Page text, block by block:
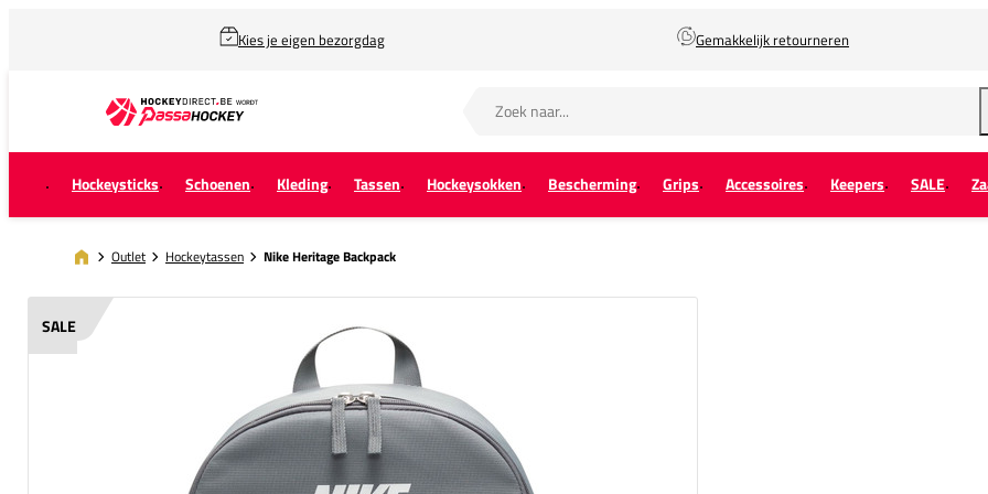
Kies je eigen bezorgdag Gemakkelijk retourneren
Hockeysticks Schoenen Kleding Tassen Hockeysokken Bescherming Grips Accessoires Keepers SALE
Outlet Hockeytassen Nike Heritage Backpack
SALE